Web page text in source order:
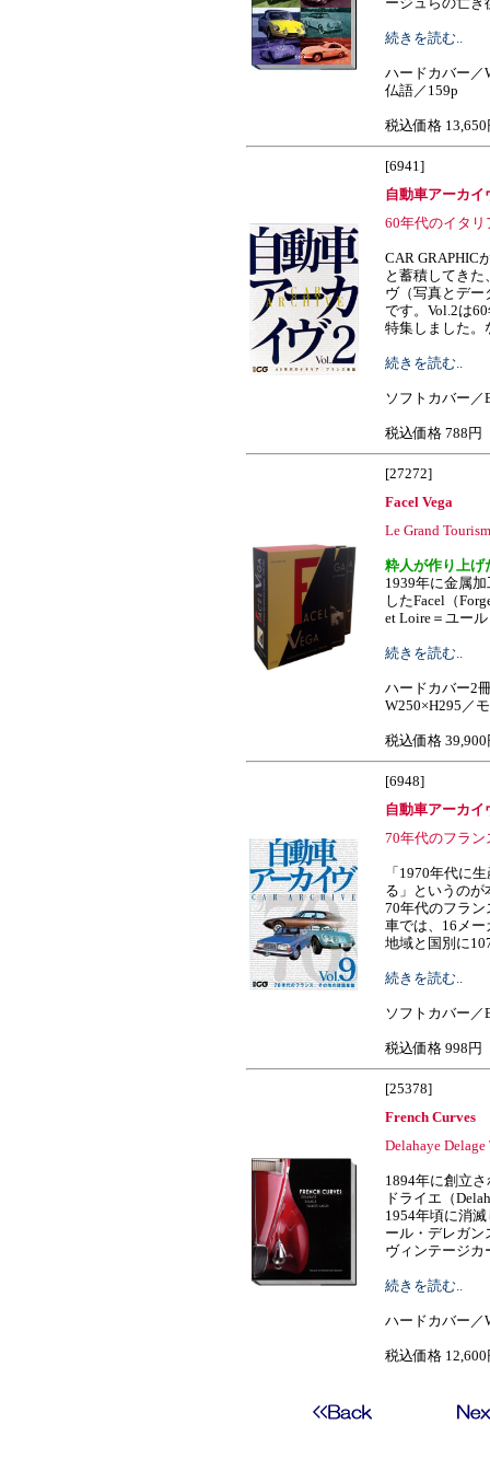
続きを読む..
ハードカバー／
仏語／159p
税込価格 13,650
[6941]
自動車アーカイ
60年代のイタ
CAR GRAPHIC
と蓄積してき
ヴ（写真とデー
です。Vol.2は
特集しました。
続きを読む..
ソフトカバー
税込価格 788円
[27272]
Facel Vega
Le Grand
粋人が作り上げ
1939年に金属
したFacel（
et Loire＝ユー
続きを読む..
ハードカバー2
W250×H295／
税込価格 39,900
[6948]
自動車アーカイ
70年代のフラ
「1970年代に
る」というのが
70年代のフラ
車では、16メ
地域と国別に
続きを読む..
ソフトカバー
税込価格 998円
[25378]
French Curves
Delahaye
1894年に創立
ドライエ（
1954年頃に消
ール・デレガン
ヴィンテージカ
続きを読む..
ハードカバー／
税込価格 12,600